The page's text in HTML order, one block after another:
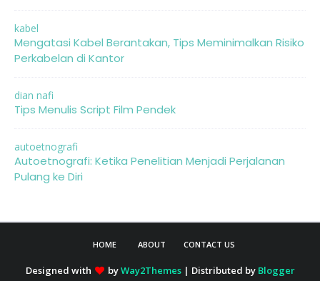
kabel
Mengatasi Kabel Berantakan, Tips Meminimalkan Risiko
Perkabelan di Kantor
dian nafi
Tips Menulis Script Film Pendek
autoetnografi
Autoetnografi: Ketika Penelitian Menjadi Perjalanan
Pulang ke Diri
HOME ABOUT CONTACT US
Designed with byWay2Themes| Distributed by Blogger